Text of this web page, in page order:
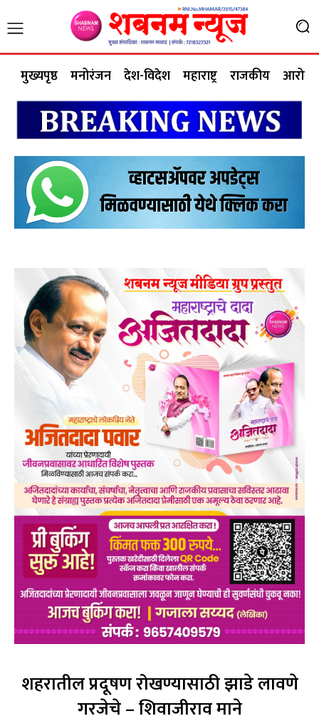
मुख्यपृष्ठ मनोरंजन देश-विदेश महाराष्ट्र राजकीय आरोग्य
शहरातील प्रदूषण रोखण्यासाठी झाडे लावणे
गरजेचे – शिवाजीराव माने